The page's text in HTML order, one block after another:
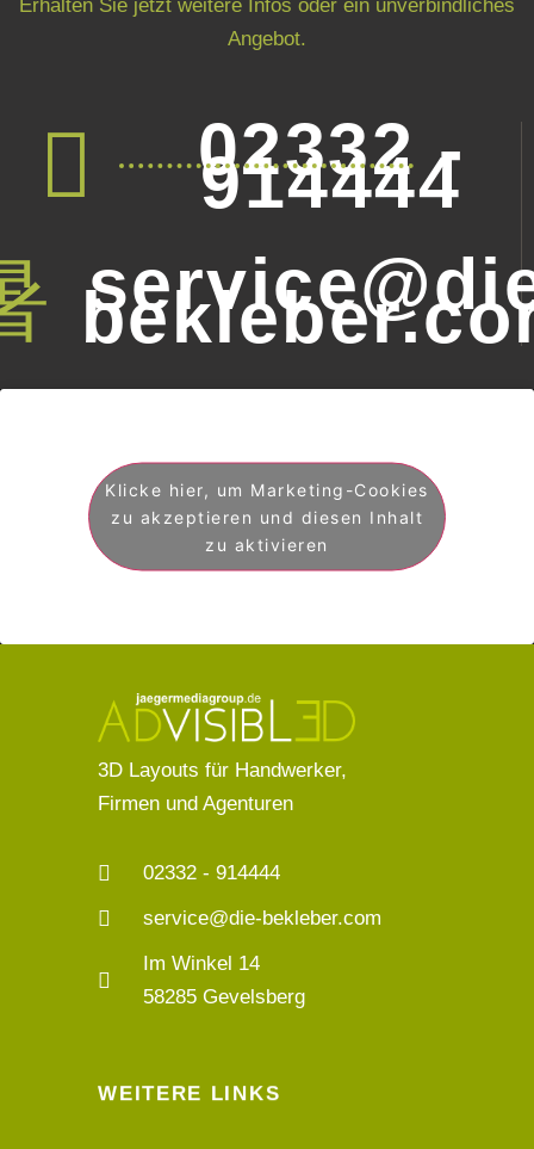
Erhalten Sie jetzt weitere Infos oder ein unverbindliches
Angebot.
02332 -
914444
Klicke hier, um Marketing-Cookies
zu akzeptieren und diesen Inhalt
zu aktivieren
3D Layouts für Handwerker,
Firmen und Agenturen
02332 - 914444
service@die-bekleber.com
Im Winkel 14
58285 Gevelsberg
WEITERE LINKS